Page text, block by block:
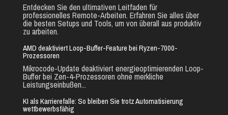
Entdecken Sie den ultimativen Leitfaden für
professionelles Remote-Arbeiten. Erfahren Sie alles über
die besten Setups und Tools, um von überall aus produktiv
zu arbeiten.
AMD deaktiviert Loop-Buffer-Feature bei Ryzen-7000-
Prozessoren
Mikrocode-Update deaktiviert energieoptimierenden Loop-
Buffer bei Zen-4-Prozessoren ohne merkliche
Leistungseinbußen...
KI als Karrierefalle: So bleiben Sie trotz Automatisierung
wettbewerbsfähig